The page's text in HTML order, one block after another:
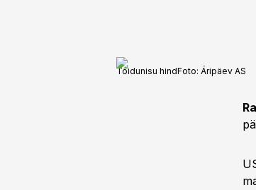
Toidunisu hindFoto: Äripäev AS